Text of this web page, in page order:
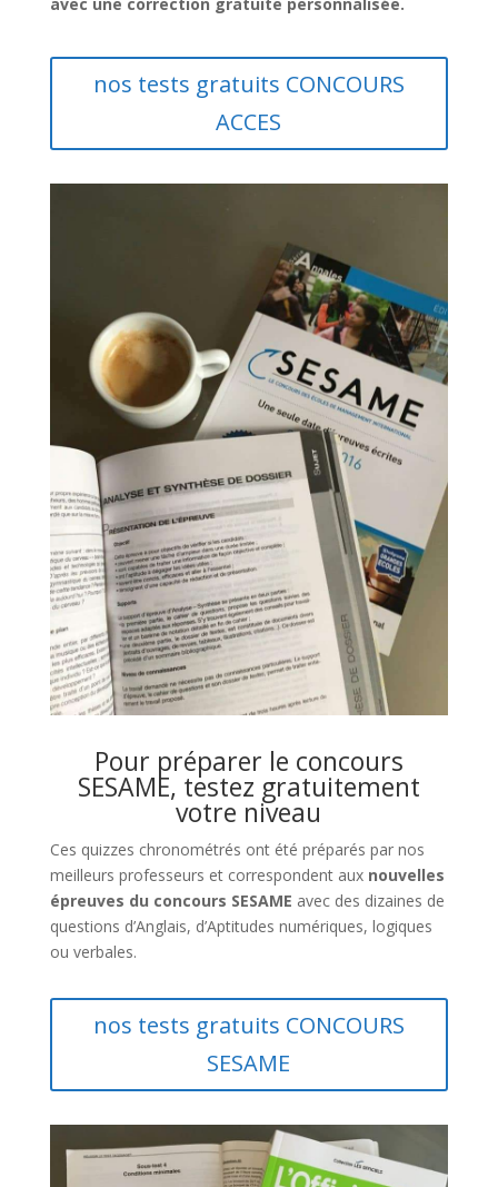
nos tests gratuits CONCOURS
ACCES
Pour préparer le concours
SESAME, testez gratuitement
votre niveau
Ces quizzes chronométrés ont été préparés par nos
meilleurs professeurs et correspondent aux nouvelles
épreuves du concours SESAME avec des dizaines de
questions d’Anglais, d’Aptitudes numériques, logiques
ou verbales.
nos tests gratuits CONCOURS
SESAME